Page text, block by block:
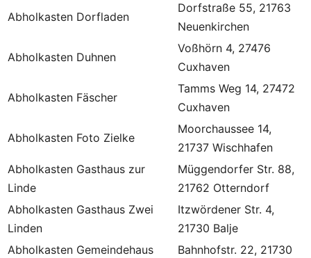
Abholkasten Dorfladen
Dorfstraße 55, 21763
Neuenkirchen
Abholkasten Duhnen
Voßhörn 4, 27476
Cuxhaven
Abholkasten Fäscher
Tamms Weg 14, 27472
Cuxhaven
Abholkasten Foto Zielke
Moorchaussee 14,
21737 Wischhafen
Abholkasten Gasthaus zur
Linde
Müggendorfer Str. 88,
21762 Otterndorf
Abholkasten Gasthaus Zwei
Linden
Itzwördener Str. 4,
21730 Balje
Abholkasten Gemeindehaus
Bahnhofstr. 22, 21730